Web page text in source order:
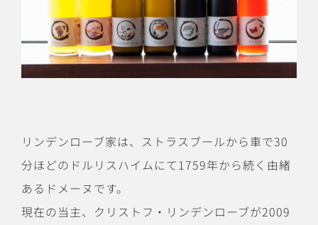
リンデンローブ家は、ストラスブールから車で30
分ほどのドルリスハイムにて1759年から続く由緒
あるドメーヌです。
現在の当主、クリストフ・リンデンローブが2009